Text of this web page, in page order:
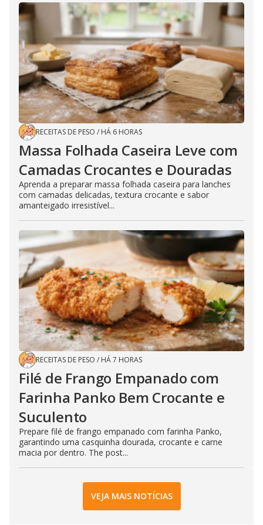
RECEITAS DE PESO / HÁ 6 HORAS
Massa Folhada Caseira Leve com
Camadas Crocantes e Douradas
Aprenda a preparar massa folhada caseira para lanches
com camadas delicadas, textura crocante e sabor
amanteigado irresistível...
RECEITAS DE PESO / HÁ 7 HORAS
Filé de Frango Empanado com
Farinha Panko Bem Crocante e
Suculento
Prepare filé de frango empanado com farinha Panko,
garantindo uma casquinha dourada, crocante e carne
macia por dentro. The post...
VEJA MAIS NOTÍCIAS